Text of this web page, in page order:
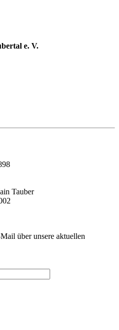
e. V.
Tauber
über unsere aktuellen